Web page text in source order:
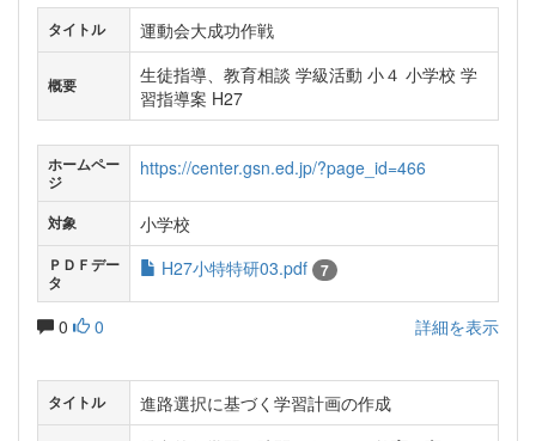
タイトル 運動会大成功作戦
概要
生徒指導、教育相談 学級活動 小４ 小学校 学
習指導案 H27
ホームペー
ジ
https://center.gsn.ed.jp/?page_id=466
対象 小学校
ＰＤＦデー
タ
H27小特特研03.pdf 7
0 0 詳細を表示
タイトル 進路選択に基づく学習計画の作成